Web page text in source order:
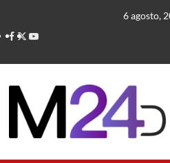
contenido
6 agosto,